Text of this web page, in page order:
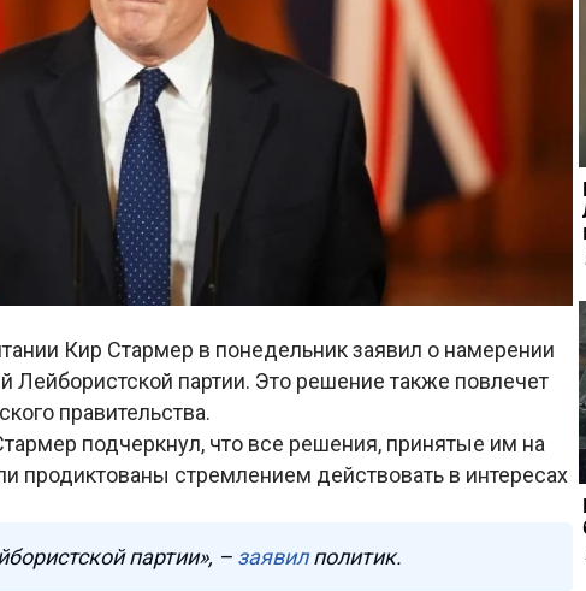
Кир Стармер в понедельник заявил о намерении
Лейбористской партии. Это решение также повлечет
правительства.
подчеркнул, что все решения, принятые им на
продиктованы стремлением действовать в интересах
партии», – заявилполитик.